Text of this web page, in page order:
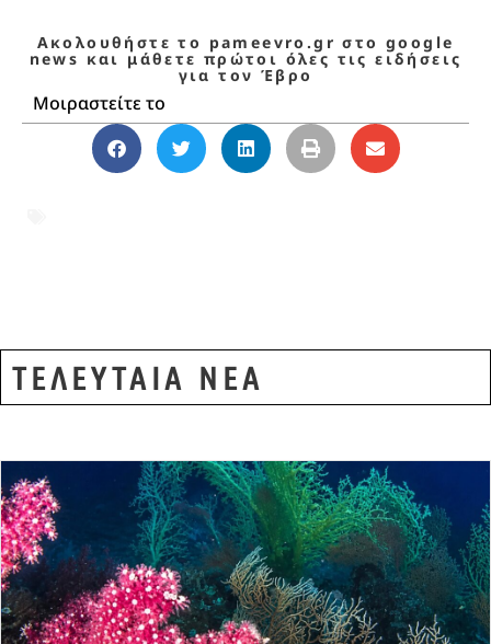
Ακολουθήστε το pameevro.gr στο google
news και μάθετε πρώτοι όλες τις ειδήσεις
για τον Έβρο
Μοιραστείτε το
ΤΕΛΕΥΤΑΙΑ ΝΕΑ